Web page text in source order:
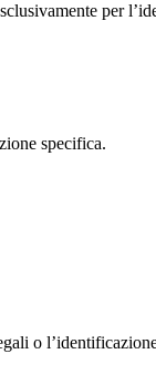
per
specifica.
o